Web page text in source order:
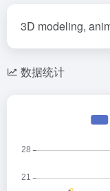
3D modeling,
数据统计